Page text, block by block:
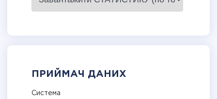
ПРИЙМАЧ ДАНИХ
Система